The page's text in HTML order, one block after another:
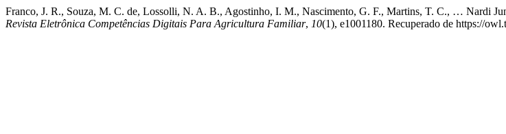
Franco, J. R., Souza, M. C. de, Lossolli, N. A. B., Agostinho, I. M., Nascimento, G. F., Martins, T. C., … Nardi
Revista Eletrônica Competências Digitais Para Agricultura Familiar, 10(1), e1001180. Recuperado de https://